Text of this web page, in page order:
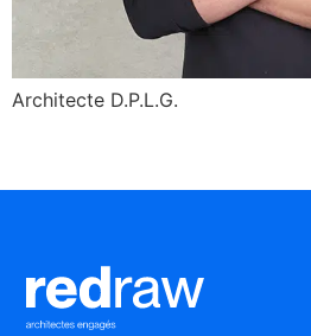
Architecte D.P.L.G.